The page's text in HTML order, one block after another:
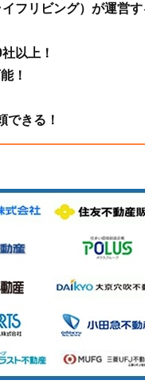
フリビング）が運営
以上！
！
できる！